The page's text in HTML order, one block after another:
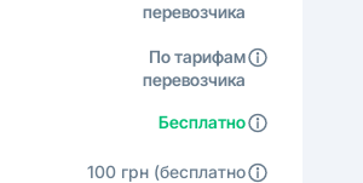
перевозчика
По тарифам
перевозчика
Бесплатно
100 грн (бесплатно